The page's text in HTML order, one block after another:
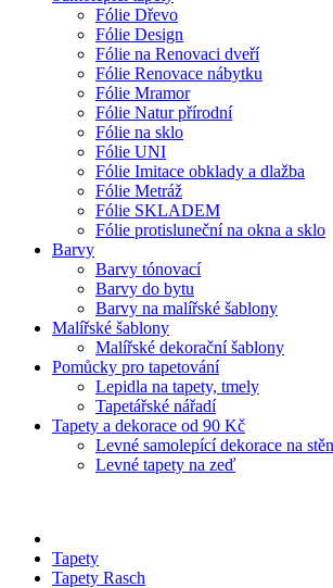
Fólie Dřevo
Fólie Design
Fólie na Renovaci dveří
Fólie Renovace nábytku
Fólie Mramor
Fólie Natur přírodní
Fólie na sklo
Fólie UNI
Fólie Imitace obklady a dlažba
Fólie Metráž
Fólie SKLADEM
Fólie protisluneční na okna a sklo
Barvy
Barvy tónovací
Barvy do bytu
Barvy na malířské šablony
Malířské šablony
Malířské dekorační šablony
Pomůcky pro tapetování
Lepidla na tapety, tmely
Tapetářské nářadí
Tapety a dekorace od 90 Kč
Levné samolepící dekorace na
Levné tapety na zeď
Tapety
Tapety Rasch